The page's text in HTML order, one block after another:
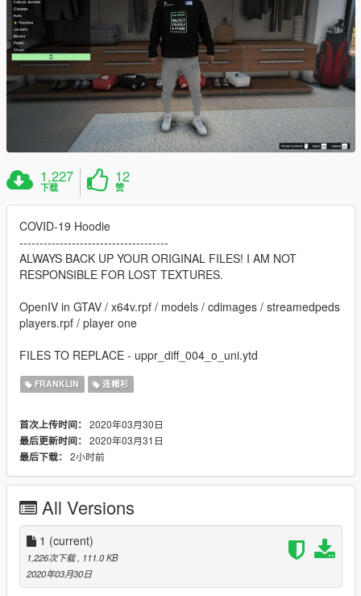
1,227
下载
12
赞
COVID-19 Hoodie
-------------------------------------
ALWAYS BACK UP YOUR ORIGINAL FILES! I AM NOT
RESPONSIBLE FOR LOST TEXTURES.
OpenIV in GTAV / x64v.rpf / models / cdimages / streamedpeds
players.rpf / player one
FILES TO REPLACE - uppr_diff_004_o_uni.ytd
FRANKLIN 连帽衫
首次上传时间： 2020年03月30日
最后更新时间： 2020年03月31日
最后下载： 2小时前
All Versions
1 (current)
1,226次下载 , 111.0 KB
2020年03月30日